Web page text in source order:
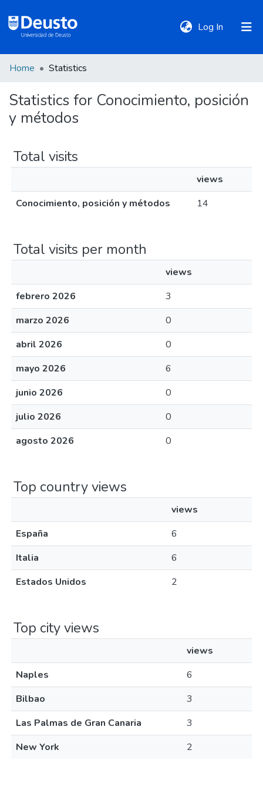
Log In (current)
Communities
Home Statistics
Statistics for Conocimiento, posición
y métodos
Total visits
views
Conocimiento, posición y métodos
14
Total visits per month
views
febrero 2026
3
marzo 2026
0
abril 2026
0
mayo 2026
6
junio 2026
0
julio 2026
0
agosto 2026
0
Top country views
views
España
6
Italia
6
Estados Unidos
2
Top city views
views
Naples
6
Bilbao
3
Las Palmas de Gran Canaria
3
New York
2